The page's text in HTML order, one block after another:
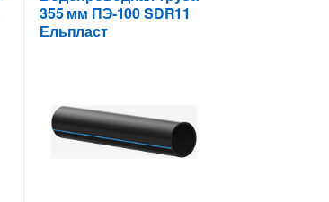
355 мм ПЭ-100 SDR11
Ельпласт